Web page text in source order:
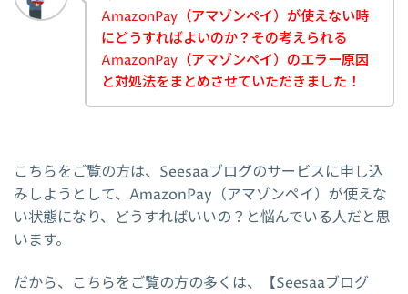
AmazonPay（アマゾンペイ）が使えない時
にどうすればよいのか？その考えられる
AmazonPay（アマゾンペイ）のエラー原因
と対処法をまとめさせていただきました！
こちらをご覧の方は、Seesaaブログのサービスに申し込
みしようとして、AmazonPay（アマゾンペイ）が使えな
い状態になり、どうすればいいの？と悩んでいる人だと思
います。
だから、こちらをご覧の方の多くは、【Seesaaブログ